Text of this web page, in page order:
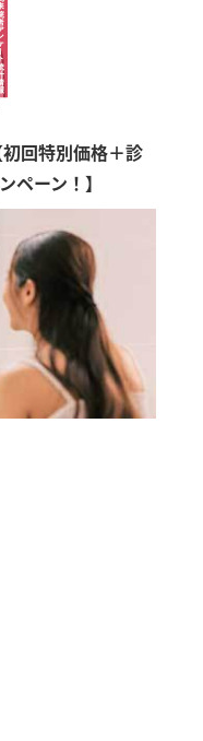
回特別価格＋診
ペーン！】